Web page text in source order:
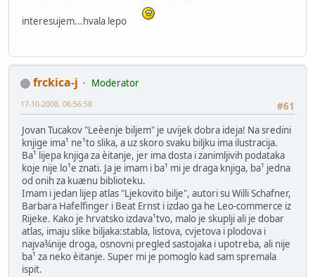
interesujem...hvala lepo
frckica-j
Moderator
#61
17-10-2008, 06:56:58
Jovan Tucakov "Leèenje biljem" je uvijek dobra ideja! Na sredini
knjige ima¹ ne¹to slika, a uz skoro svaku biljku ima ilustracija.
Ba¹ lijepa knjiga za èitanje, jer ima dosta i zanimljivih podataka
koje nije lo¹e znati. Ja je imam i ba¹ mi je draga knjiga, ba¹ jedna
od onih za kuænu biblioteku.
Imam i jedan lijep atlas "Ljekovito bilje", autori su Willi Schafner,
Barbara Hafelfinger i Beat Ernst i izdao ga he Leo-commerce iz
Rijeke. Kako je hrvatsko izdava¹tvo, malo je skuplji ali je dobar
atlas, imaju slike biljaka:stabla, listova, cvjetova i plodova i
najva¾nije droga, osnovni pregled sastojaka i upotreba, ali nije
ba¹ za neko èitanje. Super mi je pomoglo kad sam spremala
ispit.